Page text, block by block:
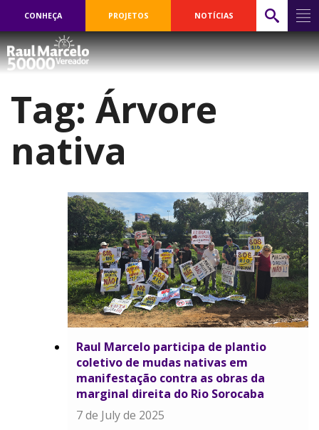
CONHEÇA PROJETOS NOTÍCIAS
Tag: Árvore
nativa
Raul Marcelo participa de plantio
coletivo de mudas nativas em
manifestação contra as obras da
marginal direita do Rio Sorocaba
7 de July de 2025